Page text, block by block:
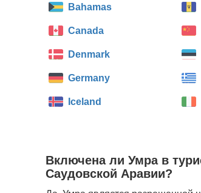
Bahamas
Canada
Denmark
Germany
Iceland
Luxembourg
Mauritius
Включена ли Умра в
Саудовской Аравии?